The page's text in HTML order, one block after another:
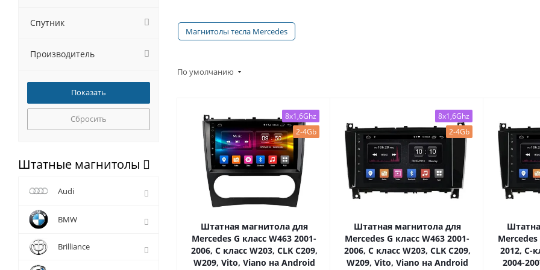
Магнитолы тесла Mercedes
По умолчанию
8x1,6Ghz
2-4Gb
Штатная магнитола для
Mercedes G класс W463 2001-
2006, C класс W203, CLK C209,
W209, Vito, Viano на Android
8x1,6Ghz
2-4Gb
Штатная магнитола для
Mercedes G класс W463 2001-
2006, C класс W203, CLK C209,
W209, Vito, Viano на Android
Mercedes
2012, C-
2004-
Спутник
Производитель
Сбросить
Штатные магнитолы
Audi
BMW
Brilliance